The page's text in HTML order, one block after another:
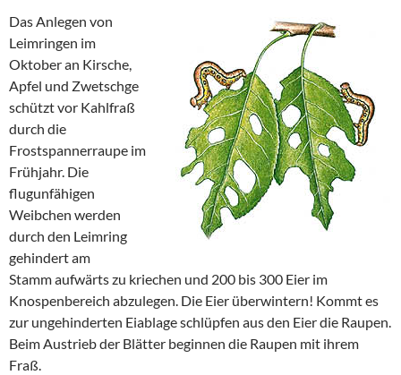
Das Anlegen von
Leimringen im
Oktober an Kirsche,
Apfel und Zwetschge
schützt vor Kahlfraß
durch die
Frostspannerraupe im
Frühjahr. Die
flugunfähigen
Weibchen werden
durch den Leimring
gehindert am
Stamm aufwärts zu kriechen und 200 bis 300 Eier im
Knospenbereich abzulegen. Die Eier überwintern! Kommt es
zur ungehinderten Eiablage schlüpfen aus den Eier die Raupen.
Beim Austrieb der Blätter beginnen die Raupen mit ihrem
Fraß.